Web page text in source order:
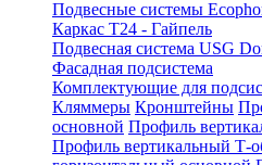
Подвесные системы
Каркас Т24 - Гайпель
Подвесная система USG
Фасадная подсистема
Комплектующие для
Кляммеры Кронштейны
основной Профиль
Профиль вертикальный Т-